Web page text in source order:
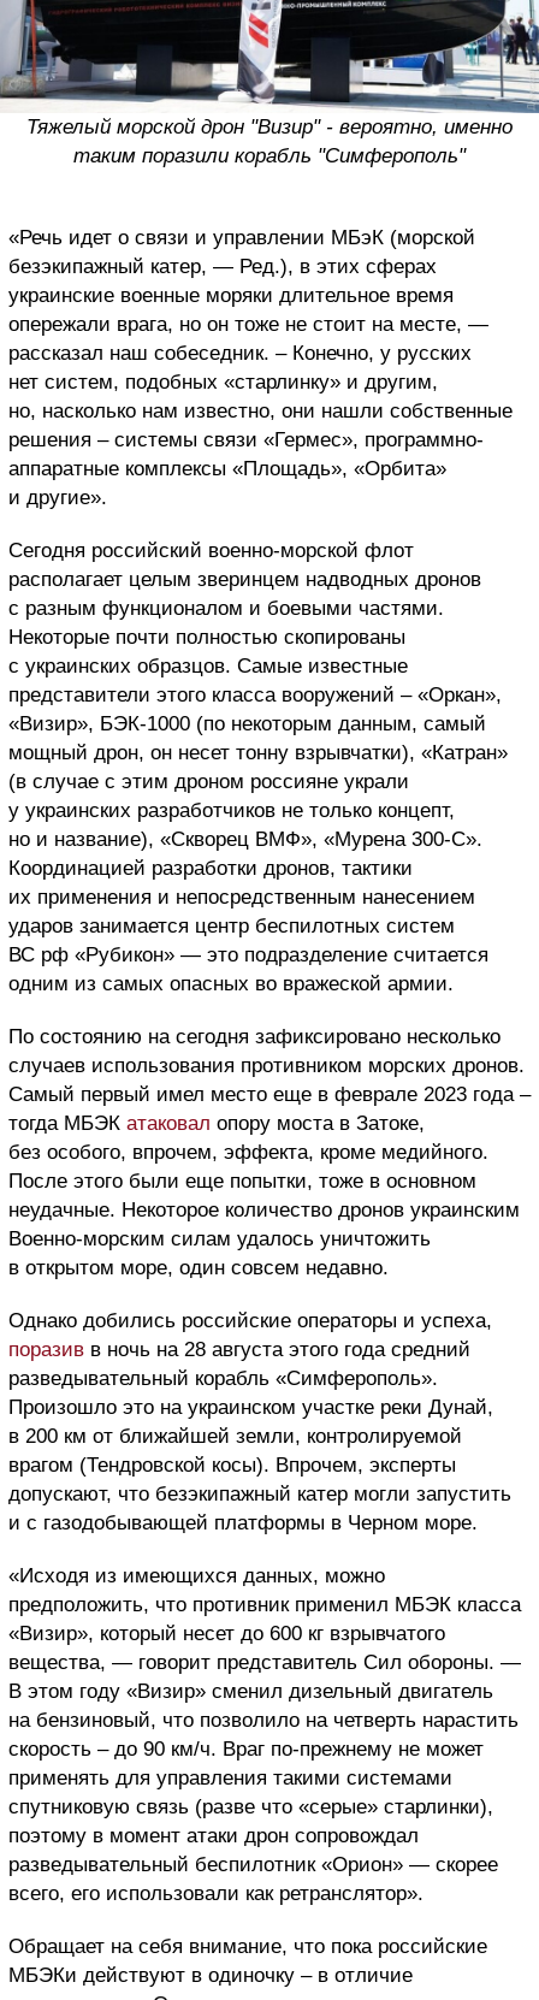
Тяжелый морской дрон "Визир" - вероятно, именно
таким поразили корабль "Симферополь"
«Речь идет о связи и управлении МБэК (морской
безэкипажный катер, — Ред.), в этих сферах
украинские военные моряки длительное время
опережали врага, но он тоже не стоит на месте, —
рассказал наш собеседник. – Конечно, у русских
нет систем, подобных «старлинку» и другим,
но, насколько нам известно, они нашли собственные
решения – системы связи «Гермес», программно-
аппаратные комплексы «Площадь», «Орбита»
и другие».
Сегодня российский военно-морской флот
располагает целым зверинцем надводных дронов
с разным функционалом и боевыми частями.
Некоторые почти полностью скопированы
с украинских образцов. Самые известные
представители этого класса вооружений – «Оркан»,
«Визир», БЭК-1000 (по некоторым данным, самый
мощный дрон, он несет тонну взрывчатки), «Катран»
(в случае с этим дроном россияне украли
у украинских разработчиков не только концепт,
но и название), «Скворец ВМФ», «Мурена 300-С».
Координацией разработки дронов, тактики
их применения и непосредственным нанесением
ударов занимается центр беспилотных систем
ВС рф «Рубикон» — это подразделение считается
одним из самых опасных во вражеской армии.
По состоянию на сегодня зафиксировано несколько
случаев использования противником морских дронов.
Самый первый имел место еще в феврале 2023 года –
тогда МБЭК атаковал опору моста в Затоке,
без особого, впрочем, эффекта, кроме медийного.
После этого были еще попытки, тоже в основном
неудачные. Некоторое количество дронов украинским
Военно-морским силам удалось уничтожить
в открытом море, один совсем недавно.
Однако добились российские операторы и успеха,
поразив в ночь на 28 августа этого года средний
разведывательный корабль «Симферополь».
Произошло это на украинском участке реки Дунай,
в 200 км от ближайшей земли, контролируемой
врагом (Тендровской косы). Впрочем, эксперты
допускают, что безэкипажный катер могли запустить
и с газодобывающей платформы в Черном море.
«Исходя из имеющихся данных, можно
предположить, что противник применил МБЭК класса
«Визир», который несет до 600 кг взрывчатого
вещества, — говорит представитель Сил обороны. —
В этом году «Визир» сменил дизельный двигатель
на бензиновый, что позволило на четверть нарастить
скорость – до 90 км/ч. Враг по-прежнему не может
применять для управления такими системами
спутниковую связь (разве что «серые» старлинки),
поэтому в момент атаки дрон сопровождал
разведывательный беспилотник «Орион» — скорее
всего, его использовали как ретранслятор».
Обращает на себя внимание, что пока российские
МБЭКи действуют в одиночку – в отличие